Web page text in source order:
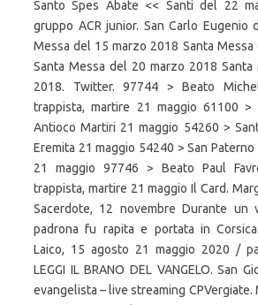
Santo Spes Abate << Santi del 22
gruppo ACR junior. San Carlo Eugenio
Messa del 15 marzo 2018 Santa
Santa Messa del 20 marzo 2018
2018. Twitter. 97744 > Beato
trappista, martire 21 maggio 61100 >
Antioco Martiri 21 maggio 54260 >
Eremita 21 maggio 54240 > San
21 maggio 97746 > Beato Paul
trappista, martire 21 maggio Il Card.
Sacerdote, 12 novembre Durante un
padrona fu rapita e portata in
Laico, 15 agosto 21 maggio 2020 /
LEGGI IL BRANO DEL VANGELO. San
evangelista – live streaming CPVergiate.